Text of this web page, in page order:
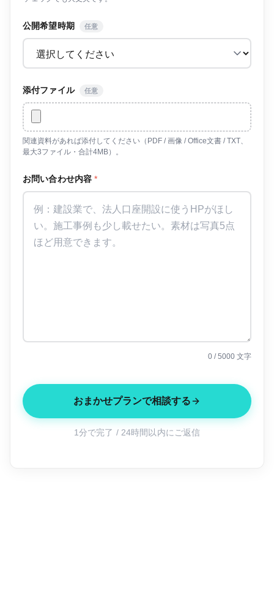
公開希望時期 任意
添付ファイル 任意
関連資料があれば添付してください（PDF / 画像 / Office文書 / TXT、
最大3ファイル・合計4MB）。
お問い合わせ内容*
0 / 5000 文字
おまかせプランで相談する
1分で完了 / 24時間以内にご返信